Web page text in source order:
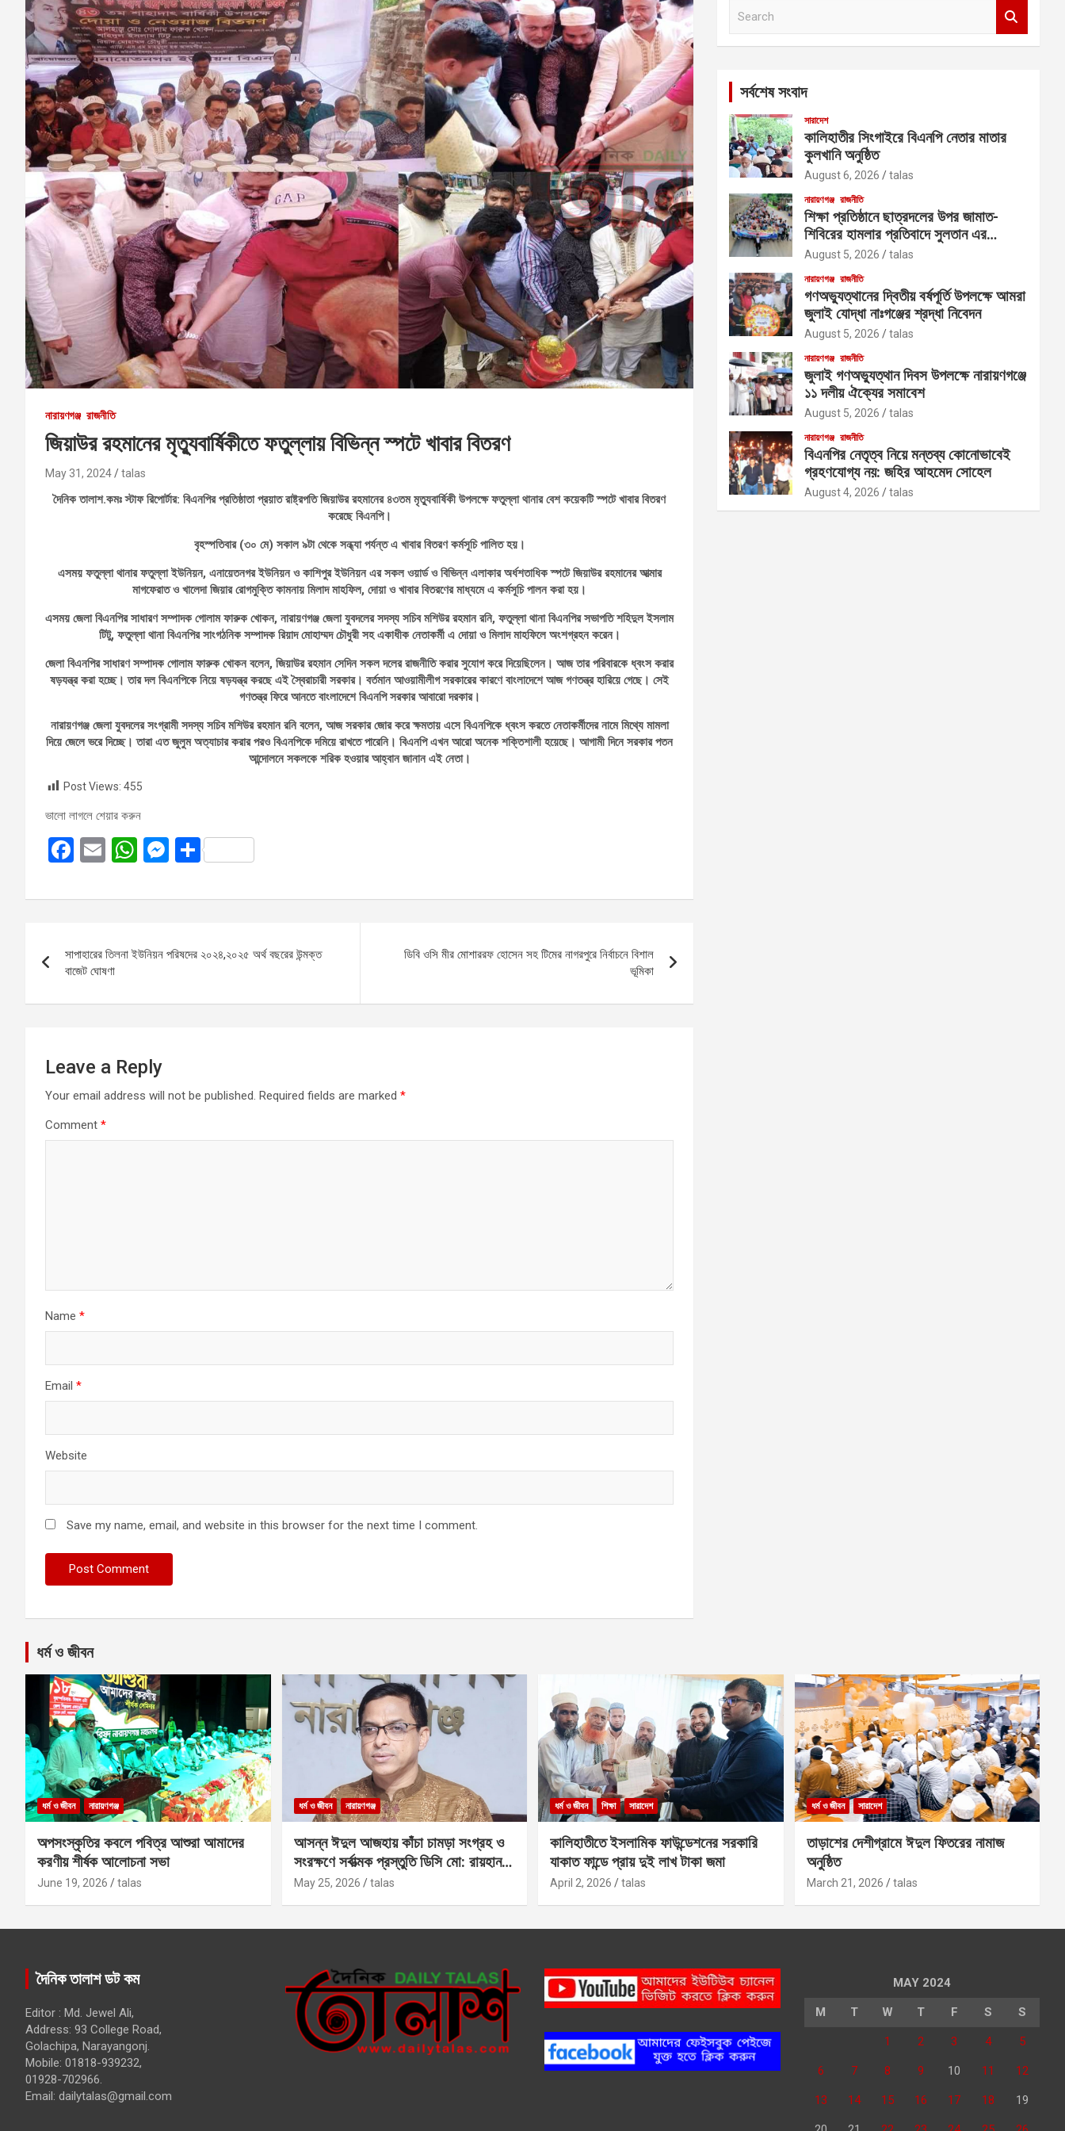
নারায়ণগঞ্জ রাজনীতি
জিয়াউর রহমানের মৃত্যুবার্ষিকীতে ফতুল্লায় বিভিন্ন স্পটে খাবার বিতরণ
May 31, 2024 talas
দৈনিক তালাশ.কমঃ স্টাফ রিপোর্টার: বিএনপির প্রতিষ্ঠাতা প্রয়াত রাষ্ট্রপতি জিয়াউর রহমানের ৪৩তম মৃত্যুবার্ষিকী উপলক্ষে ফতুল্লা থানার বেশ কয়েকটি স্পটে খাবার বিতরণ
করেছে বিএনপি।
বৃহস্পতিবার (৩০ মে) সকাল ৯টা থেকে সন্ধ্যা পর্যন্ত এ খাবার বিতরণ কর্মসূচি পালিত হয়।
এসময় ফতুল্লা থানার ফতুল্লা ইউনিয়ন, এনায়েতনগর ইউনিয়ন ও কাশিপুর ইউনিয়ন এর সকল ওয়ার্ড ও বিভিন্ন এলাকার অর্ধশতাধিক স্পটে জিয়াউর রহমানের আত্মার
মাগফেরাত ও খালেদা জিয়ার রোগমুক্তি কামনায় মিলাদ মাহফিল, দোয়া ও খাবার বিতরণের মাধ্যমে এ কর্মসূচি পালন করা হয়।
এসময় জেলা বিএনপির সাধারণ সম্পাদক গোলাম ফারুক খোকন, নারায়ণগঞ্জ জেলা যুবদলের সদস্য সচিব মশিউর রহমান রনি, ফতুল্লা থানা বিএনপির সভাপতি শহিদুল ইসলাম
টিটু, ফতুল্লা থানা বিএনপির সাংগঠনিক সম্পাদক রিয়াদ মোহাম্মদ চৌধুরী সহ একাধীক নেতাকর্মী এ দোয়া ও মিলাদ মাহফিলে অংশগ্রহন করেন।
জেলা বিএনপির সাধারণ সম্পাদক গোলাম ফারুক খোকন বলেন, জিয়াউর রহমান সেদিন সকল দলের রাজনীতি করার সুযোগ করে দিয়েছিলেন। আজ তার পরিবারকে ধ্বংস করার
ষড়যন্ত্র করা হচ্ছে। তার দল বিএনপিকে নিয়ে ষড়যন্ত্র করছে এই স্বৈরাচারী সরকার। বর্তমান আওয়ামীলীগ সরকারের কারণে বাংলাদেশে আজ গণতন্ত্র হারিয়ে গেছে। সেই
গণতন্ত্র ফিরে আনতে বাংলাদেশে বিএনপি সরকার আবারো দরকার।
নারায়ণগঞ্জ জেলা যুবদলের সংগ্রামী সদস্য সচিব মশিউর রহমান রনি বলেন, আজ সরকার জোর করে ক্ষমতায় এসে বিএনপিকে ধ্বংস করতে নেতাকর্মীদের নামে মিথ্যে মামলা
দিয়ে জেলে ভরে দিচ্ছে। তারা এত জুলুম অত্যাচার করার পরও বিএনপিকে দমিয়ে রাখতে পারেনি। বিএনপি এখন আরো অনেক শক্তিশালী হয়েছে। আগামী দিনে সরকার পতন
আন্দোলনে সকলকে শরিক হওয়ার আহ্বান জানান এই নেতা।
Post Views: 455
ভালো লাগলে শেয়ার করুন
F
ce
o
o
k
E
ail
W
at
A
p
M
se
g
S
ar
navigation
সাপাহারের তিলনা ইউনিয়ন পরিষদের ২০২৪,২০২৫ অর্থ বছরের উন্মক্ত
বাজেট ঘোষণা
ডিবি ওসি মীর মোশাররফ হোসেন সহ টিমের নাগরপুরে নির্বাচনে বিশাল
ভূমিকা
Leave a Reply
Your email address will not be published. Required fields are marked *
Comment *
Name *
Email *
Website
Save my name, email, and website in this browser for the next time I comment.
সর্বশেষ সংবাদ
সারাদেশ
কালিহাতীর সিংগাইরে বিএনপি নেতার মাতার
কুলখানি অনুষ্ঠিত
August 6, 2026 talas
নারায়ণগঞ্জ রাজনীতি
শিক্ষা প্রতিষ্ঠানে ছাত্রদলের উপর জামাত-
শিবিরের হামলার প্রতিবাদে সুলতান এর
নেতৃত্বে বিক্ষোভ
August 5, 2026 talas
নারায়ণগঞ্জ রাজনীতি
গণঅভ্যুত্থানের দ্বিতীয় বর্ষপূর্তি উপলক্ষে আমরা
জুলাই যোদ্ধা নাঃগঞ্জের শ্রদ্ধা নিবেদন
August 5, 2026 talas
নারায়ণগঞ্জ রাজনীতি
জুলাই গণঅভ্যুত্থান দিবস উপলক্ষে নারায়ণগঞ্জে
১১ দলীয় ঐক্যের সমাবেশ
August 5, 2026 talas
নারায়ণগঞ্জ রাজনীতি
বিএনপির নেতৃত্ব নিয়ে মন্তব্য কোনোভাবেই
গ্রহণযোগ্য নয়: জহির আহমেদ সোহেল
August 4, 2026 talas
ধর্ম ও জীবন
ধর্ম ও জীবন নারায়ণগঞ্জ
অপসংস্কৃতির কবলে পবিত্র আশুরা আমাদের
করণীয় শীর্ষক আলোচনা সভা
June 19, 2026 talas
ধর্ম ও জীবন নারায়ণগঞ্জ
আসন্ন ঈদুল আজহায় কাঁচা চামড়া সংগ্রহ ও
সংরক্ষণে সর্বাত্মক প্রস্তুতি ডিসি মো: রায়হান
কবির
May 25, 2026 talas
ধর্ম ও জীবন শিক্ষা সারাদেশ
কালিহাতীতে ইসলামিক ফাউন্ডেশনের সরকারি
যাকাত ফান্ডে প্রায় দুই লাখ টাকা জমা
April 2, 2026 talas
ধর্ম ও জীবন সারাদেশ
তাড়াশের দেশীগ্রামে ঈদুল ফিতরের নামাজ
অনুষ্ঠিত
March 21, 2026 talas
দৈনিক তালাশ ডট কম
Editor : Md. Jewel Ali,
Address: 93 College Road,
Golachipa, Narayangonj.
Mobile: 01818-939232,
01928-702966.
Email: dailytalas@gmail.com
MAY 2024
M T W T F S S
1 2 3 4 5
6 7 8 9 10 11 12
13 14 15 16 17 18 19